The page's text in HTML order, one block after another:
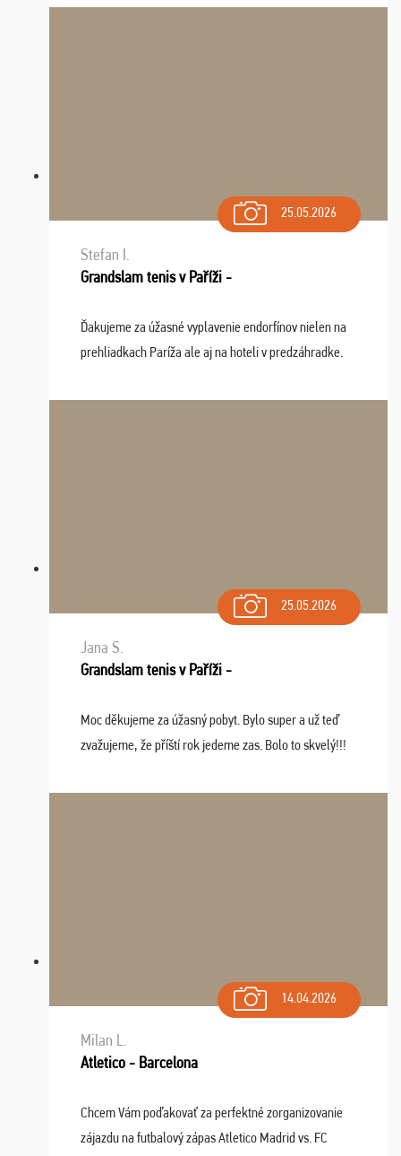
sa na budúci rok. Prajem vam este veľa ta ...
25.05.2026
Stefan I.
Grandslam tenis v Paříži -
Ďakujeme za úžasné vyplavenie endorfínov nielen na
prehliadkach Paríža ale aj na hoteli v predzáhradke.
spomínať a zväžujeme repete budúci rok : ...
25.05.2026
Jana S.
Grandslam tenis v Paříži -
Moc děkujeme za úžasný pobyt. Bylo super a už teď
zvažujeme, že příští rok jedeme zas. Bolo to skvelý!!!
14.04.2026
Milan L.
Atletico - Barcelona
Chcem Vám poďakovať za perfektné zorganizovanie
zájazdu na futbalový zápas Atletico Madrid vs. FC